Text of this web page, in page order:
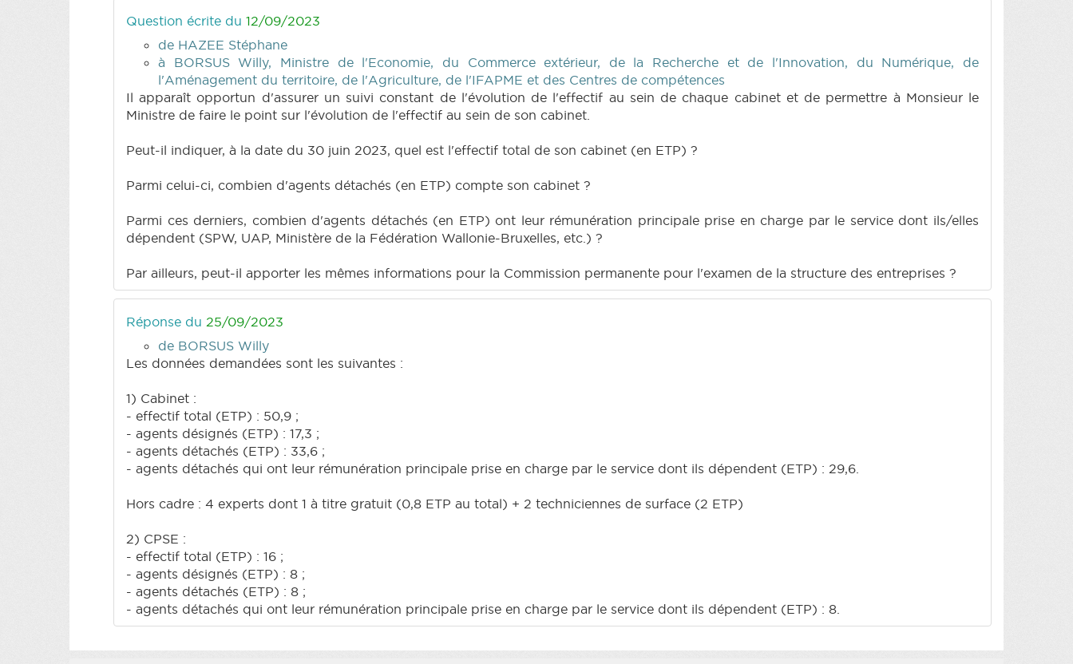
Question écrite du 12/09/2023
de HAZEE Stéphane
à BORSUS Willy, Ministre de l'Economie, du Commerce extérieur, de la Recherche et de l'Innovation, du Numérique, de
l'Aménagement du territoire, de l'Agriculture, de l'IFAPME et des Centres de compétences
Il apparaît opportun d'assurer un suivi constant de l'évolution de l'effectif au sein de chaque cabinet et de permettre à Monsieur le
Ministre de faire le point sur l'évolution de l'effectif au sein de son cabinet.
Peut-il indiquer, à la date du 30 juin 2023, quel est l'effectif total de son cabinet (en ETP) ?
Parmi celui-ci, combien d'agents détachés (en ETP) compte son cabinet ?
Parmi ces derniers, combien d'agents détachés (en ETP) ont leur rémunération principale prise en charge par le service dont ils/elles
dépendent (SPW, UAP, Ministère de la Fédération Wallonie-Bruxelles, etc.) ?
Par ailleurs, peut-il apporter les mêmes informations pour la Commission permanente pour l'examen de la structure des entreprises ?
Réponse du 25/09/2023
de BORSUS Willy
Les données demandées sont les suivantes :
1) Cabinet :
- effectif total (ETP) : 50,9 ;
- agents désignés (ETP) : 17,3 ;
- agents détachés (ETP) : 33,6 ;
- agents détachés qui ont leur rémunération principale prise en charge par le service dont ils dépendent (ETP) : 29,6.
Hors cadre : 4 experts dont 1 à titre gratuit (0,8 ETP au total) + 2 techniciennes de surface (2 ETP)
2) CPSE :
- effectif total (ETP) : 16 ;
- agents désignés (ETP) : 8 ;
- agents détachés (ETP) : 8 ;
- agents détachés qui ont leur rémunération principale prise en charge par le service dont ils dépendent (ETP) : 8.